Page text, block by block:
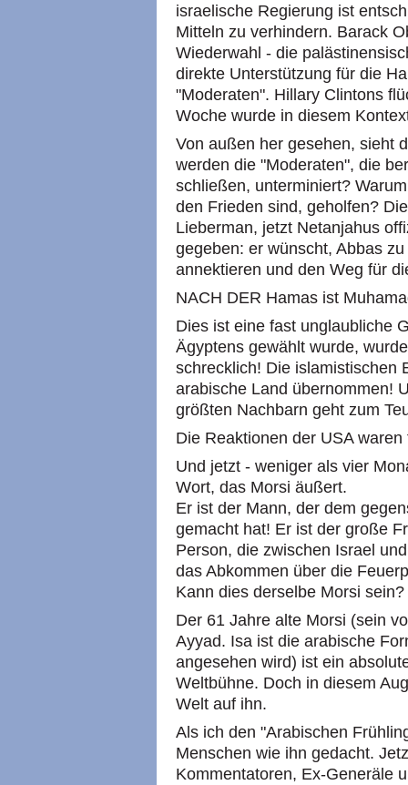
israelische Regierung ist
Mitteln zu verhindern. Barack
Wiederwahl - die
direkte Unterstützung für die
"Moderaten". Hillary Clintons
Woche wurde in diesem
Von außen her gesehen, sieht
werden die "Moderaten", die
schließen, unterminiert?
den Frieden sind, geholfen?
Lieberman, jetzt Netanjahus
gegeben: er wünscht, Abbas
annektieren und den Weg für
NACH DER Hamas ist
Dies ist eine fast unglaubliche
Ägyptens gewählt wurde,
schrecklich! Die islamistischen
arabische Land übernommen!
größten Nachbarn geht zum
Die Reaktionen der USA
Und jetzt - weniger als vier
Wort, das Morsi äußert.
Er ist der Mann, der dem
gemacht hat! Er ist der große
Person, die zwischen Israel
das Abkommen über die
Kann dies derselbe Morsi
Der 61 Jahre alte Morsi (sein
Ayyad. Isa ist die arabische
angesehen wird) ist ein
Weltbühne. Doch in diesem
Welt auf ihn.
Als ich den "Arabischen
Menschen wie ihn gedacht.
Kommentatoren, Ex-Generäle